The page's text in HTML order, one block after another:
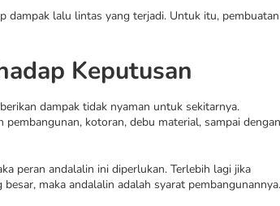
dampak lalu lintas yang terjadi. Untuk itu, pembuatan
Keputusan
dampak tidak nyaman untuk sekitarnya.
kotoran, debu material, sampai dengan
peran andalalin ini diperlukan. Terlebih lagi jika
maka andalalin adalah syarat pembangunannya.